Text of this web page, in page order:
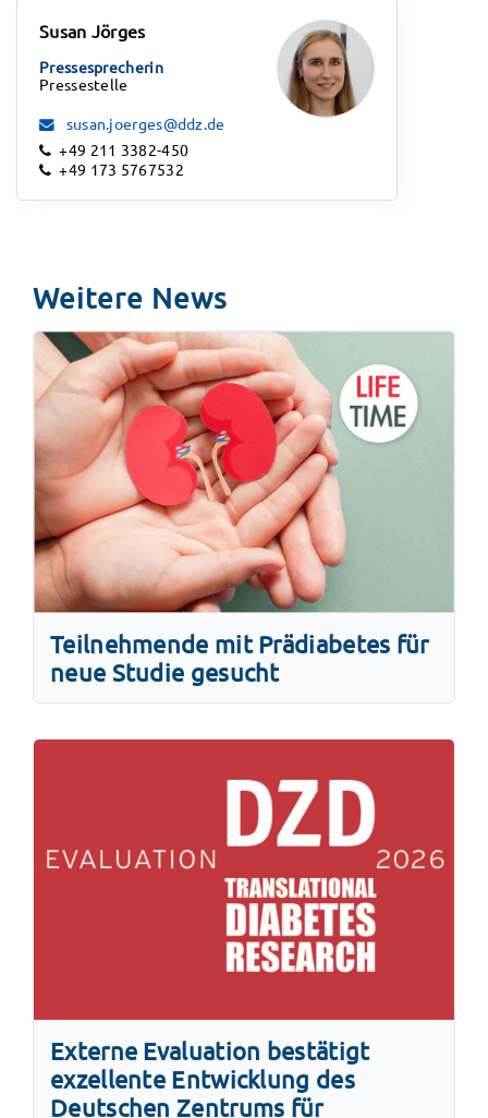
Susan Jörges
Pressesprecherin
Pressestelle
susan.joerges@ddz.de
+49 211 3382-450
+49 173 5767532
Weitere News
Teilnehmende mit Prädiabetes für
neue Studie gesucht
Externe Evaluation bestätigt
exzellente Entwicklung des
Deutschen Zentrums für